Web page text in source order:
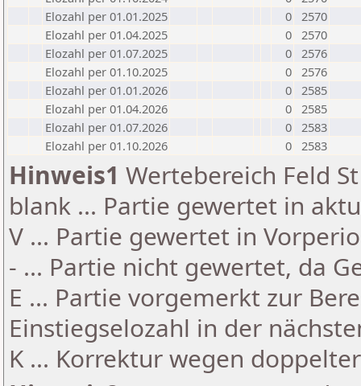
Elozahl per 01.01.2025
0 2570
Elozahl per 01.04.2025
0 2570
Elozahl per 01.07.2025
0 2576
Elozahl per 01.10.2025
0 2576
Elozahl per 01.01.2026
0 2585
Elozahl per 01.04.2026
0 2585
Elozahl per 01.07.2026
0 2583
Elozahl per 01.10.2026
0 2583
Hinweis1 Wertebereich Feld
blank ... Partie gewertet in
V ... Partie gewertet in
- ... Partie nicht gewertet, da
E ... Partie vorgemerkt zur
Einstiegselozahl in der
K ... Korrektur wegen